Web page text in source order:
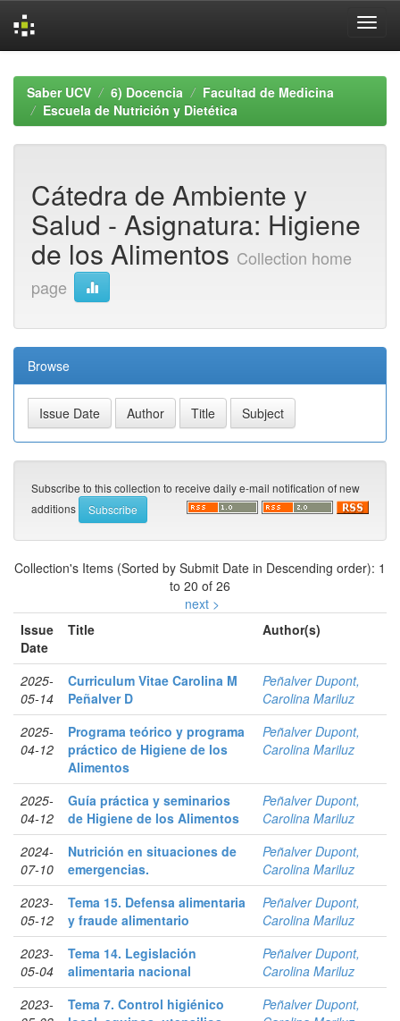
navigationSaber UCV 6) Docencia
Facultad de Medicina
Escuela de Nutrición y Dietética
Cátedra de Ambiente y
Salud - Asignatura: Higiene
de los Alimentos Collection home
page
Browse
Subscribe to this collection to receive daily e-mail notification of new
additions
Collection's Items (Sorted by Submit Date in Descending order): 1
to 20 of 26
next >
Issue
Date
Title Author(s)
2025-
05-14
Curriculum Vitae Carolina M
Peñalver D
Peñalver Dupont,
Carolina Mariluz
2025-
04-12
Programa teórico y programa
práctico de Higiene de los
Alimentos
Peñalver Dupont,
Carolina Mariluz
2025-
04-12
Guía práctica y seminarios
de Higiene de los Alimentos
Peñalver Dupont,
Carolina Mariluz
2024-
07-10
Nutrición en situaciones de
emergencias.
Peñalver Dupont,
Carolina Mariluz
2023-
05-12
Tema 15. Defensa alimentaria
y fraude alimentario
Peñalver Dupont,
Carolina Mariluz
2023-
05-04
Tema 14. Legislación
alimentaria nacional
Peñalver Dupont,
Carolina Mariluz
2023-
Tema 7. Control higiénico
Peñalver Dupont,